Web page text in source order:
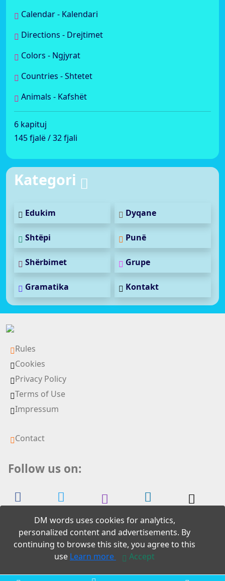
Calendar - Kalendari
Directions - Drejtimet
Colors - Ngjyrat
Countries - Shtetet
Animals - Kafshët
6 kapituj
145 fjalë / 32 fjali
Kategori
Edukim Dyqane
Shtëpi Punë
Shërbimet Grupe
Gramatika Kontakt
DM words uses cookies for analytics,
personalized content and advertisements. By
continuing to browse this site, you agree to this
use Learn more Accept
Rules
Cookies
Privacy Policy
Terms of Use
Impressum
Contact
Follow us on:
2026 DM words